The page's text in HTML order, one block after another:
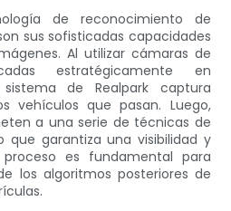
de reconocimiento de
sus sofisticadas capacidades
Al utilizar cámaras de
estratégicamente en
de Realpark captura
vehículos que pasan. Luego,
a una serie de técnicas de
que garantiza una visibilidad y
es fundamental para
los algoritmos posteriores de